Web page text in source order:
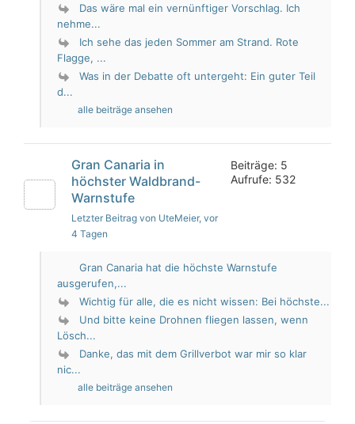
Das wäre mal ein vernünftiger Vorschlag. Ich
nehme...
Ich sehe das jeden Sommer am Strand. Rote
Flagge, ...
Was in der Debatte oft untergeht: Ein guter Teil
d...
alle beiträge ansehen
Gran Canaria in
höchster Waldbrand-
Warnstufe
Letzter Beitrag von UteMeier, vor
4 Tagen
Beiträge: 5
Aufrufe: 532
Gran Canaria hat die höchste Warnstufe
ausgerufen,...
Wichtig für alle, die es nicht wissen: Bei höchste...
Und bitte keine Drohnen fliegen lassen, wenn
Lösch...
Danke, das mit dem Grillverbot war mir so klar
nic...
alle beiträge ansehen